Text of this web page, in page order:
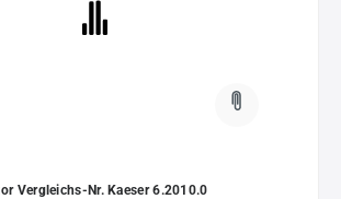
Vergleichs-Nr. Kaeser 6.2010.0